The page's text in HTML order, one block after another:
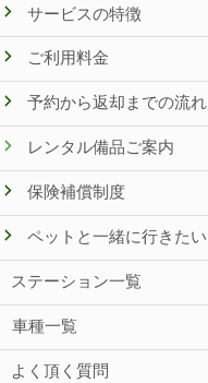
サービスの特徴
ご利用料金
予約から返却までの流れ
レンタル備品ご案内
保険補償制度
ペットと一緒に行きたい
ステーション一覧
車種一覧
よく頂く質問